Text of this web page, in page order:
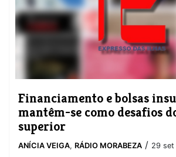
Financiamento e bolsas
mantêm-se como desafios
superior
ANÍCIA VEIGA, RÁDIO MORABEZA / 29 set